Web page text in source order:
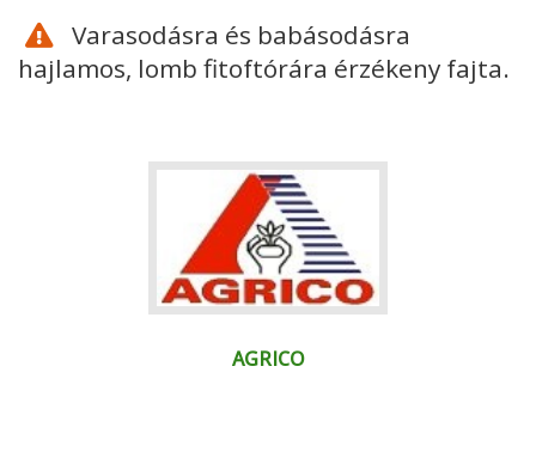
Varasodásra és babásodásra
hajlamos, lomb fitoftórára érzékeny fajta.
AGRICO